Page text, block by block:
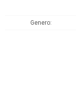
Genero